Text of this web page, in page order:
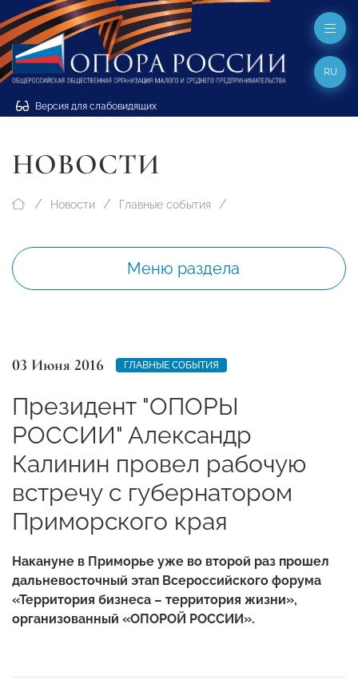
Версия для слабовидящих
RU
НОВОСТИ
Новости Главные события
Меню раздела
03 Июня 2016 ГЛАВНЫЕ СОБЫТИЯ
Президент "ОПОРЫ
РОССИИ" Александр
Калинин провел рабочую
встречу с губернатором
Приморского края
Накануне в Приморье уже во второй раз прошел
дальневосточный этап Всероссийского форума
«Территория бизнеса – территория жизни»,
организованный «ОПОРОЙ РОССИИ».